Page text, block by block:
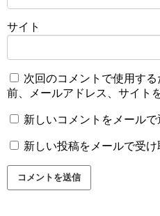
サイト
次回のコメントで使用す
前、メールアドレス、サイト
新しいコメントをメールで
新しい投稿をメールで受け